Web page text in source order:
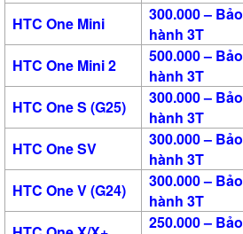
HTC One Mini
300.000 – Bảo
hành 3T
HTC One Mini 2
500.000 – Bảo
hành 3T
HTC One S (G25)
300.000 – Bảo
hành 3T
HTC One SV
300.000 – Bảo
hành 3T
HTC One V (G24)
300.000 – Bảo
hành 3T
250.000 – Bảo